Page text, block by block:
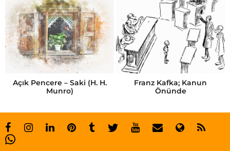
n
h
a
l
Açık Pencere – Saki (H. H.
Munro)
Franz Kafka; Kanun
Önünde